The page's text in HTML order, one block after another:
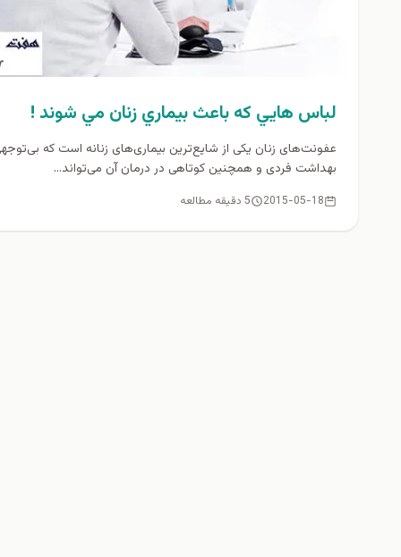
لباس هايي كه باعث بيماري زنان مي شوند !
عفونت‌های زنان یکی از شایع‌ترین بیماری‌های زنانه است که
بهداشت فردی و همچنین کوتاهی در درمان آن می‌تواند...
2015-05-18 5 دقیقه مطالعه